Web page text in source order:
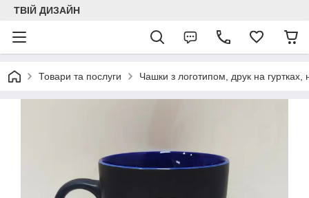
ТВІЙ ДИЗАЙН
Товари та послуги Чашки з логотипом, друк на гуртках,